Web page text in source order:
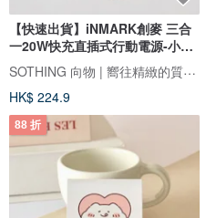
【快速出貨】iNMARK創麥 三合
一20W快充直插式行動電源-小方
塊
SOTHING 向物 | 嚮往精緻的質感生活
HK$ 224.9
88 折